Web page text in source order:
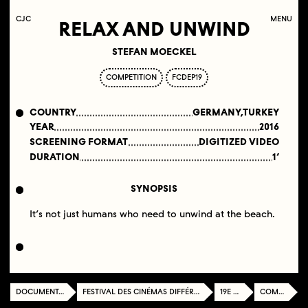
COLLECTIF
JEUNE
C MENU
RELAX AND UNWIND
STEFAN MOECKEL
COMPETITION FCDEP19
COUNTRY
GERMANY,TURKEY
YEAR
2016
SCREENING FORMAT
DIGITIZED VIDEO
DURATION
1’
SYNOPSIS
It’s not just humans who need to unwind at the beach.
DOCUMENTATION CENTER FESTIVAL DES CINÉMAS DIFFÉRENTS ET EXPÉRIMENTAUX DE PARIS 19E ÉDITION COMPÉTITION